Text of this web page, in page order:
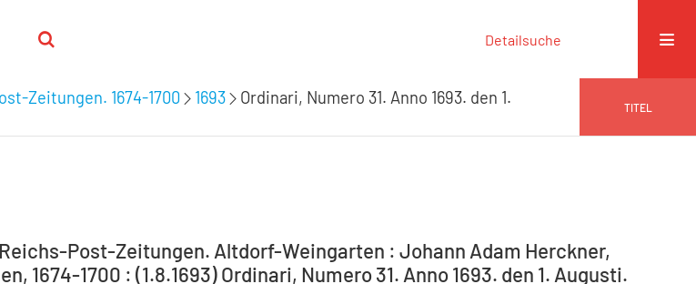
Detailsuche
Zeitungen. 1674-1700 1693
Ordinari, Numero 31. Anno 1693. den 1.
TITEL
Post-Zeitungen. Altdorf-Weingarten : Johann Adam Herckner,
1674-1700 : (1.8.1693) Ordinari, Numero 31. Anno 1693. den 1. Augusti.